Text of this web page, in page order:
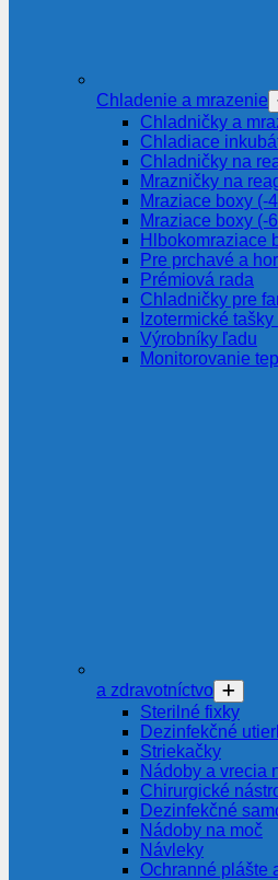
Chladenie a mrazenie
Chladničky a
Chladiace
Chladničky na
Mrazničky na
Mraziace boxy (-
Mraziace boxy (-
Hlbokomraziace
Pre prchavé a
Prémiová rada
Chladničky pre
Izotermické
Výrobníky ľadu
Monitorovanie
a zdravotníctvo
Sterilné fixky
Dezinfekčné
Striekačky
Nádoby a vrecia
Chirurgické
Dezinfekčné
Nádoby na moč
Návleky
Ochranné plášte